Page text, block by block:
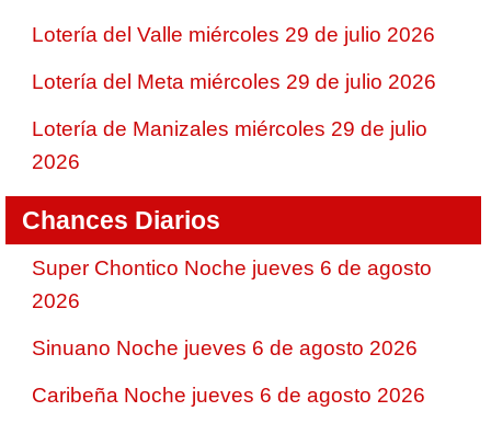
Lotería del Valle miércoles 29 de julio 2026
Lotería del Meta miércoles 29 de julio 2026
Lotería de Manizales miércoles 29 de julio
2026
Chances Diarios
Super Chontico Noche jueves 6 de agosto
2026
Sinuano Noche jueves 6 de agosto 2026
Caribeña Noche jueves 6 de agosto 2026